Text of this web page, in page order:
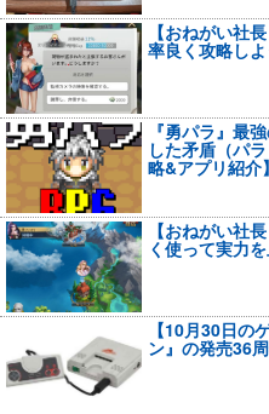
【おねがい社
率良く攻略し
『勇パラ』最
した矛盾（パ
略&アプリ紹介
【おねがい社
く使って実力
【10月30日の
ン』の発売36周